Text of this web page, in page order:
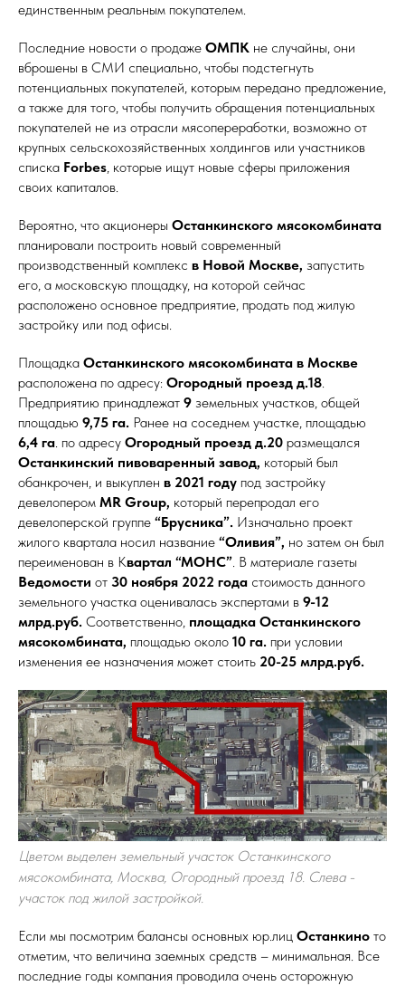
единственным реальным покупателем.
Последние новости о продаже ОМПК не случайны, они
вброшены в СМИ специально, чтобы подстегнуть
потенциальных покупателей, которым передано предложение,
а также для того, чтобы получить обращения потенциальных
покупателей не из отрасли мясопереработки, возможно от
крупных сельскохозяйственных холдингов или участников
списка Forbes, которые ищут новые сферы приложения
своих капиталов.
Вероятно, что акционеры Останкинского мясокомбината
планировали построить новый современный
производственный комплекс в Новой Москве, запустить
его, а московскую площадку, на которой сейчас
расположено основное предприятие, продать под жилую
застройку или под офисы.
Площадка Останкинского мясокомбината в Москве
расположена по адресу: Огородный проезд д.18.
Предприятию принадлежат 9 земельных участков, общей
площадью 9,75 га. Ранее на соседнем участке, площадью
6,4 га. по адресу Огородный проезд д.20 размещался
Останкинский пивоваренный завод, который был
обанкрочен, и выкуплен в 2021 году под застройку
девелопером MR Group, который перепродал его
девелоперской группе “Брусника”. Изначально проект
жилого квартала носил название “Оливия”, но затем он был
переименован в Квартал “МОНС”. В материале газеты
Ведомости от 30 ноября 2022 года стоимость данного
земельного участка оценивалась экспертами в 9-12
млрд.руб. Соответственно, площадка Останкинского
мясокомбината, площадью около 10 га. при условии
изменения ее назначения может стоить 20-25 млрд.руб.
Цветом выделен земельный участок Останкинского
мясокомбината, Москва, Огородный проезд 18. Слева -
участок под жилой застройкой.
Если мы посмотрим балансы основных юр.лиц Останкино то
отметим, что величина заемных средств – минимальная. Все
последние годы компания проводила очень осторожную